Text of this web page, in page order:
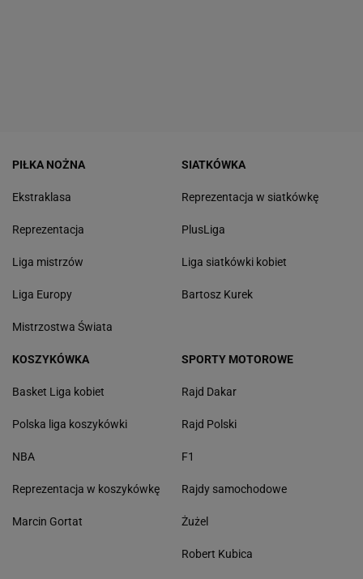
PIŁKA NOŻNA
Ekstraklasa
Reprezentacja
Liga mistrzów
Liga Europy
Mistrzostwa Świata
SIATKÓWKA
Reprezentacja w siatkówkę
PlusLiga
Liga siatkówki kobiet
Bartosz Kurek
KOSZYKÓWKA
Basket Liga kobiet
Polska liga koszykówki
NBA
Reprezentacja w koszykówkę
Marcin Gortat
SPORTY MOTOROWE
Rajd Dakar
Rajd Polski
F1
Rajdy samochodowe
Żużel
Robert Kubica